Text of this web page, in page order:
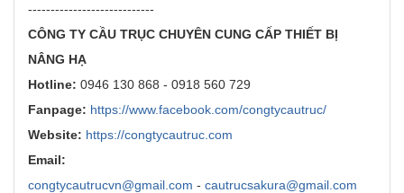
----------------------------
CÔNG TY CẦU TRỤC CHUYÊN CUNG CẤP THIẾT BỊ
NÂNG HẠ
Hotline: 0946 130 868 - 0918 560 729
Fanpage: https://www.facebook.com/congtycautruc/
Website: https://congtycautruc.com
Email:
congtycautrucvn@gmail.com - cautrucsakura@gmail.com